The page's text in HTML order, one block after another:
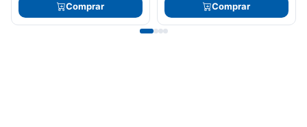
Comprar Comprar